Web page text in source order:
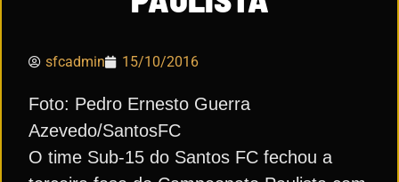
sfcadmin 15/10/2016
Foto: Pedro Ernesto Guerra
Azevedo/SantosFC
O time Sub-15 do Santos FC fechou a